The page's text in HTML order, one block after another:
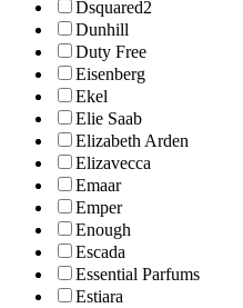
Dsquared2
Dunhill
Duty Free
Eisenberg
Ekel
Elie Saab
Elizabeth Arden
Elizavecca
Emaar
Emper
Enough
Escada
Essential Parfums
Estiara